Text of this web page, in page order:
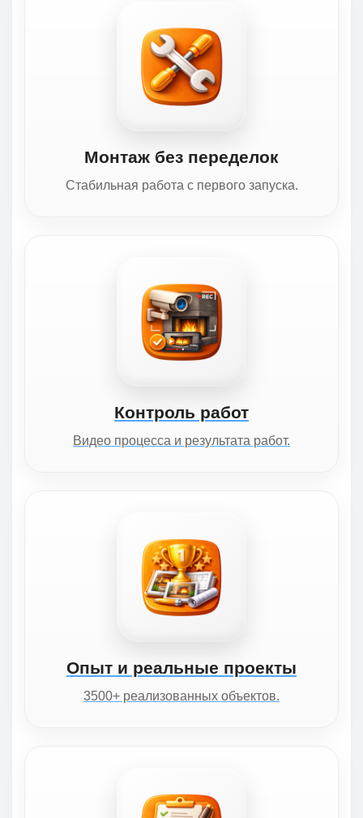
Монтаж без переделок
Стабильная работа с первого запуска.
Контроль работ
Видео процесса и результата работ.
Опыт и реальные проекты
3500+ реализованных объектов.